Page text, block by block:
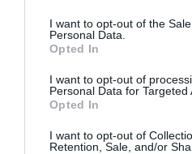
I want to opt-out of the
Personal Data.
Opted In
I want to opt-out of
Personal Data for Targeted
Opted In
I want to opt-out of
Retention, Sale, and/or